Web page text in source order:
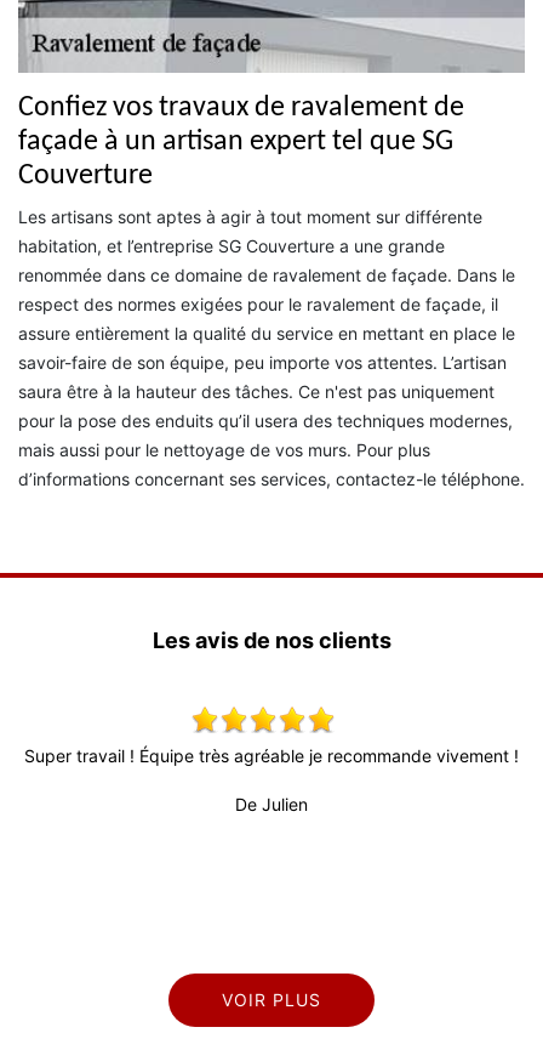
Confiez vos travaux de ravalement de
façade à un artisan expert tel que SG
Couverture
Les artisans sont aptes à agir à tout moment sur différente
habitation, et l’entreprise SG Couverture a une grande
renommée dans ce domaine de ravalement de façade. Dans le
respect des normes exigées pour le ravalement de façade, il
assure entièrement la qualité du service en mettant en place le
savoir-faire de son équipe, peu importe vos attentes. L’artisan
saura être à la hauteur des tâches. Ce n'est pas uniquement
pour la pose des enduits qu’il usera des techniques modernes,
mais aussi pour le nettoyage de vos murs. Pour plus
d’informations concernant ses services, contactez-le téléphone.
Les avis de nos clients
Super travail ! Équipe très agréable je recommande vivement !
De Julien
VOIR PLUS